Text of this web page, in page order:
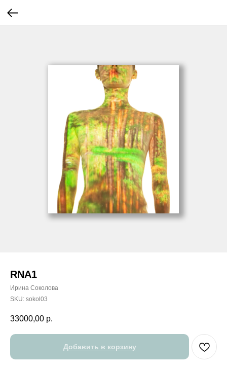
RNA1
Ирина Соколова
SKU: sokol03
33000,00 р.
Добавить в корзину